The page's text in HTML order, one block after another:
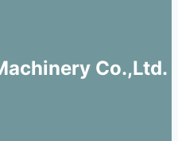
Co.,Ltd.